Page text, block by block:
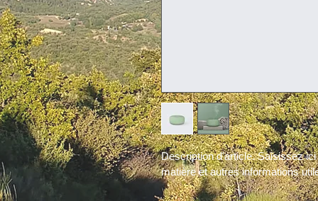
Description d'article. Saisissez
matière et autres informations